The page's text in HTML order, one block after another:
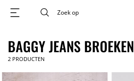
BAGGY JEANS BROEKEN
2 PRODUCTEN